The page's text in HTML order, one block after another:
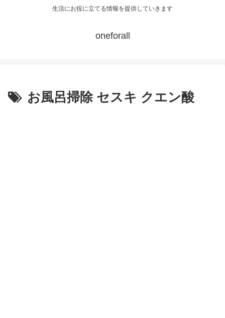
生活にお役に立てる情報を提供していきます
oneforall
お風呂掃除 セスキ クエン酸